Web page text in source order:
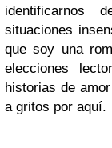
identificarnos
situaciones
que soy una
elecciones
historias de
a gritos por aquí.